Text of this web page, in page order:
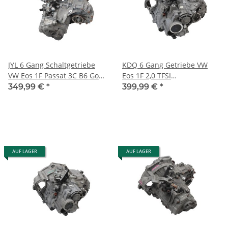
JYL 6 Gang Schaltgetriebe
VW Eos 1F Passat 3C B6 Golf
5 Seat Leon 131Tkm
349,99 € *
KDQ 6 Gang Getriebe VW
Eos 1F 2,0 TFSI
Schaltgetriebe 137 Tkm Audi
399,99 € *
AUF LAGER AUF LAGER